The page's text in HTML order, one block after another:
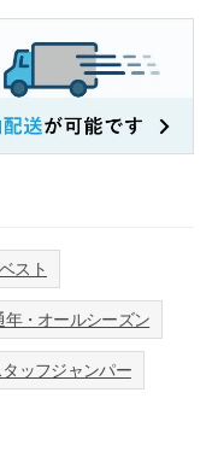
ベスト
年・オールシーズン
ッフジャンパー